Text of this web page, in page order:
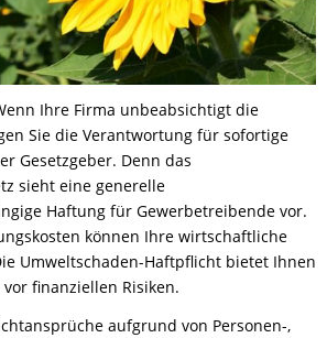
Ihre Firma unbeabsichtigt die
Sie die Verantwortung für sofortige
Gesetzgeber. Denn das
sieht eine generelle
Haftung für Gewerbetreibende vor.
können Ihre wirtschaftliche
Umweltschaden-Haftpflicht bietet Ihnen
finanziellen Risiken.
aufgrund von Personen-,